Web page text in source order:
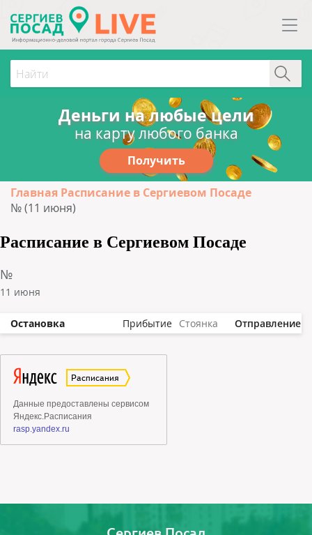
Деньги на любые цели
на карту любого банка
Получить
Главная Расписание в Сергиевом Посаде
№ (11 июня)
Расписание в Сергиевом Посаде
№
11 июня
Остановка Прибытие Стоянка Отправление